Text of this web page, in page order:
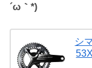
´ω｀*)
シ